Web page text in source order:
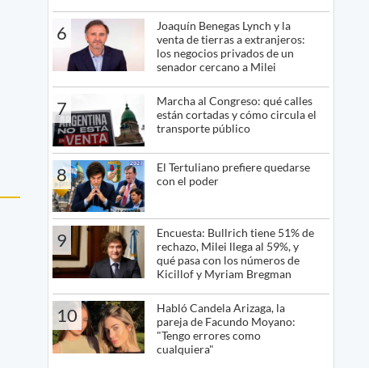
6
Joaquín Benegas Lynch y la
venta de tierras a extranjeros:
los negocios privados de un
senador cercano a Milei
7
Marcha al Congreso: qué calles
están cortadas y cómo circula el
transporte público
8
El Tertuliano prefiere quedarse
con el poder
9
Encuesta: Bullrich tiene 51% de
rechazo, Milei llega al 59%, y
qué pasa con los números de
Kicillof y Myriam Bregman
10
Habló Candela Arizaga, la
pareja de Facundo Moyano:
"Tengo errores como
cualquiera"